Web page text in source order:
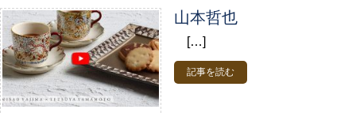
山本哲也
[…]
記事を読む